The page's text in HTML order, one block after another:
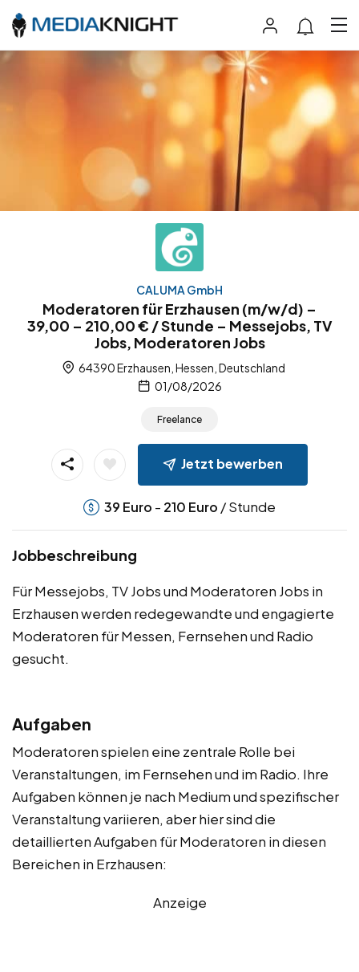
CALUMA GmbH
Moderatoren für Erzhausen (m/w/d) –
39,00 – 210,00 € / Stunde – Messejobs, TV
Jobs, Moderatoren Jobs
64390 Erzhausen, Hessen, Deutschland
01/08/2026
Freelance
Jetzt bewerben
39 Euro - 210 Euro / Stunde
Jobbeschreibung
Für Messejobs, TV Jobs und Moderatoren Jobs in
Erzhausen werden redegewandte und engagierte
Moderatoren für Messen, Fernsehen und Radio
gesucht.
Aufgaben
Moderatoren spielen eine zentrale Rolle bei
Veranstaltungen, im Fernsehen und im Radio. Ihre
Aufgaben können je nach Medium und spezifischer
Veranstaltung variieren, aber hier sind die
detaillierten Aufgaben für Moderatoren in diesen
Bereichen in Erzhausen:
Anzeige